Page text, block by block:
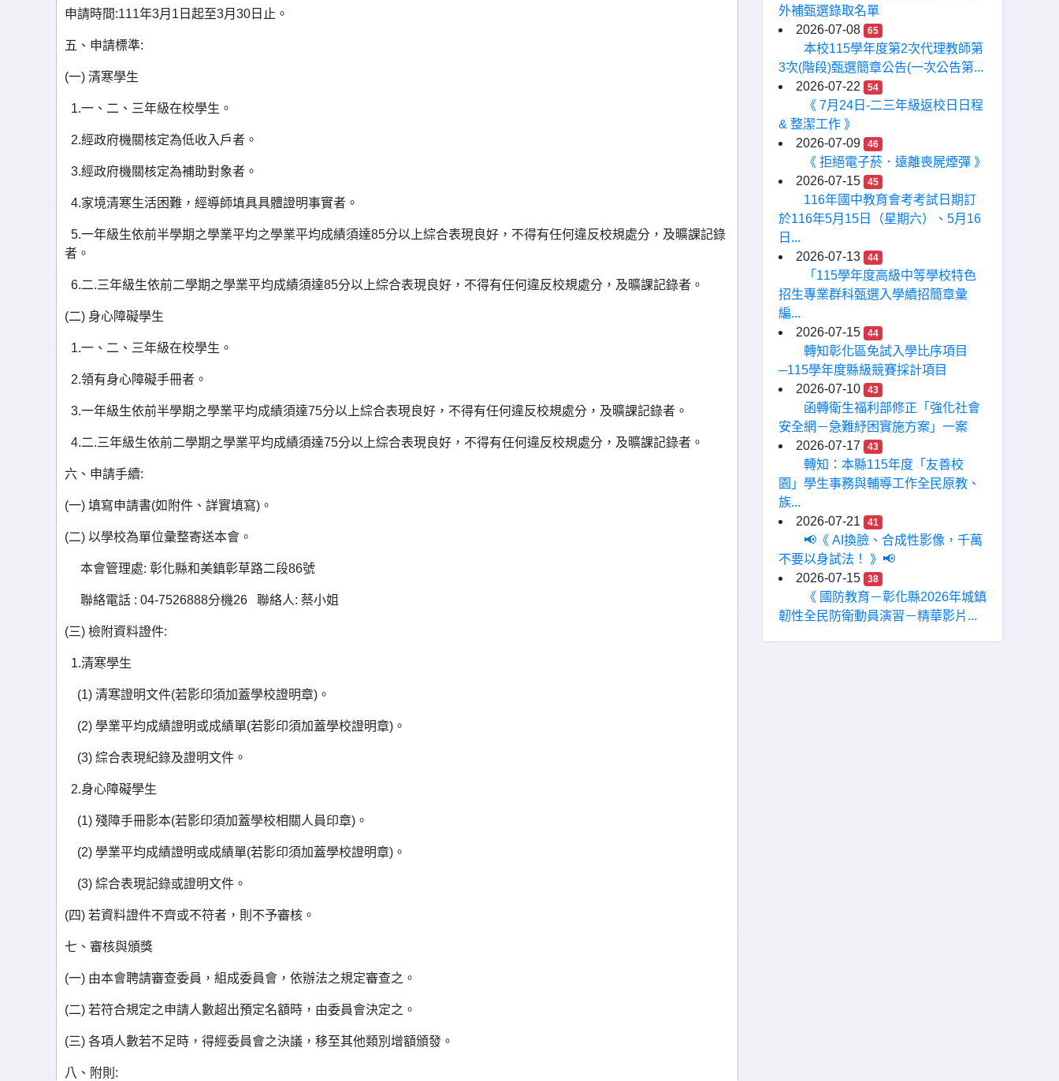
申請時間:111年3月1日起至3月30日止。
五、申請標準:
(一) 清寒學生
1.一、二、三年級在校學生。
2.經政府機關核定為低收入戶者。
3.經政府機關核定為補助對象者。
4.家境清寒生活困難，經導師填具具體證明事實者。
5.一年級生依前半學期之學業平均之學業平均成績須達85分以上綜合表現良好，不得有任何違反校規處分，及曠課記錄
者。
6.二.三年級生依前二學期之學業平均成績須達85分以上綜合表現良好，不得有任何違反校規處分，及曠課記錄者。
(二) 身心障礙學生
1.一、二、三年級在校學生。
2.領有身心障礙手冊者。
3.一年級生依前半學期之學業平均成績須達75分以上綜合表現良好，不得有任何違反校規處分，及曠課記錄者。
4.二.三年級生依前二學期之學業平均成績須達75分以上綜合表現良好，不得有任何違反校規處分，及曠課記錄者。
六、申請手續:
(一) 填寫申請書(如附件、詳實填寫)。
(二) 以學校為單位彙整寄送本會。
本會管理處: 彰化縣和美鎮彰草路二段86號
聯絡電話 : 04-7526888分機26 聯絡人: 蔡小姐
(三) 檢附資料證件:
1.清寒學生
(1) 清寒證明文件(若影印須加蓋學校證明章)。
(2) 學業平均成績證明或成績單(若影印須加蓋學校證明章)。
(3) 綜合表現紀錄及證明文件。
2.身心障礙學生
(1) 殘障手冊影本(若影印須加蓋學校相關人員印章)。
(2) 學業平均成績證明或成績單(若影印須加蓋學校證明章)。
(3) 綜合表現記錄或證明文件。
(四) 若資料證件不齊或不符者，則不予審核。
七、審核與頒獎
(一) 由本會聘請審查委員，組成委員會，依辦法之規定審查之。
(二) 若符合規定之申請人數超出預定名額時，由委員會決定之。
(三) 各項人數若不足時，得經委員會之決議，移至其他類別增額頒發。
八、附則:
外補甄選錄取名單
2026-07-08
65
本校115學年度第2次代理教師第
3次(階段)甄選簡章公告(一次公告第...
2026-07-22
54
《 7月24日-二三年級返校日日程
& 整潔工作 》
2026-07-09
46
《 拒絕電子菸．遠離喪屍煙彈 》
2026-07-15
45
116年國中教育會考考試日期訂
於116年5月15日（星期六）、5月16
日...
2026-07-13
44
「115學年度高級中等學校特色
招生專業群科甄選入學續招簡章彙
編...
2026-07-15
44
轉知彰化區免試入學比序項目
─115學年度縣級競賽採計項目
2026-07-10
43
函轉衛生福利部修正「強化社會
安全網－急難紓困實施方案」一案
2026-07-17
43
轉知：本縣115年度「友善校
園」學生事務與輔導工作全民原教、
族...
2026-07-21
41
📢《 AI換臉、合成性影像，千萬
不要以身試法！ 》📢
2026-07-15
38
《 國防教育－彰化縣2026年城鎮
韌性全民防衛動員演習－精華影片...